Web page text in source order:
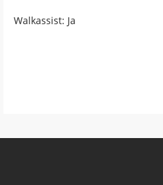
Walkassist: Ja